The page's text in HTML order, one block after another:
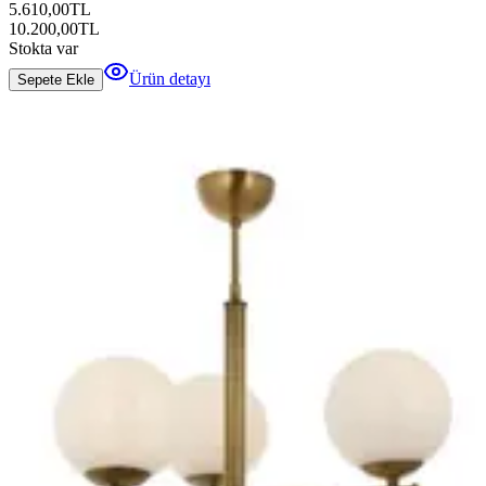
5.610,00TL
10.200,00TL
Stokta var
Sepete Ekle Ürün detayı